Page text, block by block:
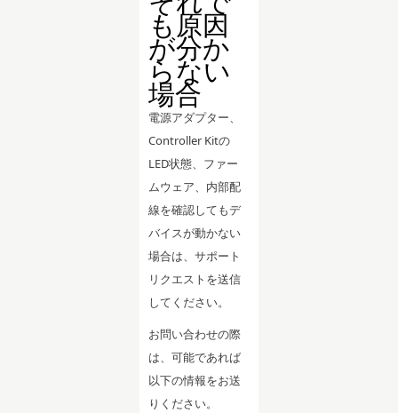
も原因
が分か
らない
場合
電源アダプター、
Controller Kitの
LED状態、ファー
ムウェア、内部配
線を確認してもデ
バイスが動かない
場合は、サポート
リクエストを送信
してください。
お問い合わせの際
は、可能であれば
以下の情報をお送
りください。